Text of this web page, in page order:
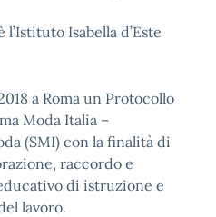
Isabella d’Este
a Roma un Protocollo
Moda Italia –
(SMI) con la finalità di
raccordo e
di istruzione e
lavoro.